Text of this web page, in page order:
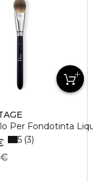
N°12
Per Fondotinta
5 3